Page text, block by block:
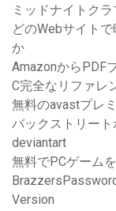
ミッドナイトク
どのWebサイト
か
AmazonからPDF
C完全なリファレ
無料のavastプレ
バックストリー
deviantart
無料でPCゲーム
Version